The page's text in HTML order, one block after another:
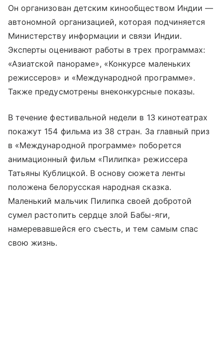
Он организован детским кинообществом Индии —
автономной организацией, которая подчиняется
Министерству информации и связи Индии.
Эксперты оценивают работы в трех программах:
«Азиатской панораме», «Конкурсе маленьких
режиссеров» и «Международной программе».
Также предусмотрены внеконкурсные показы.
В течение фестивальной недели в 13 кинотеатрах
покажут 154 фильма из 38 стран. За главный приз
в «Международной программе» поборется
анимационный фильм «Пилипка» режиссера
Татьяны Кублицкой. В основу сюжета ленты
положена белорусская народная сказка.
Маленький мальчик Пилипка своей добротой
сумел растопить сердце злой Бабы-яги,
намеревавшейся его съесть, и тем самым спас
свою жизнь.